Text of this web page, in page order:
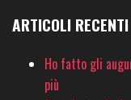
ARTICOLI RECENTI
Ho fatto gli
più